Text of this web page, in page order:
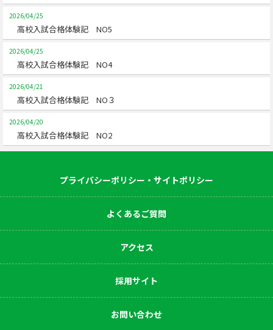
2026/04/25
高校入試合格体験記 NO5
2026/04/25
高校入試合格体験記 NO4
2026/04/21
高校入試合格体験記 NO３
2026/04/20
高校入試合格体験記 NO2
プライバシーポリシー・サイトポリシー
よくあるご質問
アクセス
採用サイト
お問い合わせ